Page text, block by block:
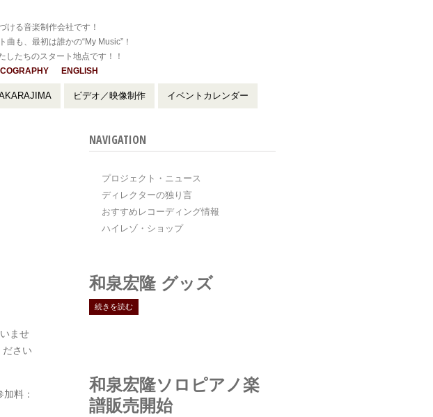
ける音楽制作会社です！
曲も、最初は誰かの“My Music”！
したちのスタート地点です！！
ENGLISH
ビデオ／映像制作 イベントカレンダー
ませ
さい
料：
NAVIGATION
プロジェクト・ニュース
ディレクターの独り言
おすすめレコーディング情報
ハイレゾ・ショップ
和泉宏隆 グッズ
続きを読む
和泉宏隆ソロピアノ楽
譜販売開始